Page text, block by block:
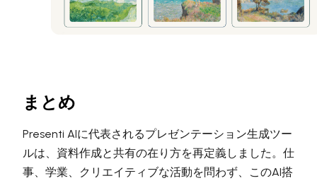
まとめ
Presenti AIに代表されるプレゼンテーション生成ツー
ルは、資料作成と共有の在り方を再定義しました。仕
事、学業、クリエイティブな活動を問わず、このAI搭